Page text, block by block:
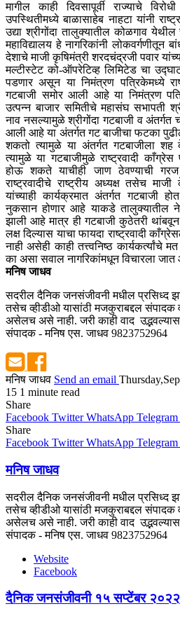
मागील काही दिवसापूर्वी राज्याचे
उपस्थितीमध्ये बाळासाहेब नाहटा यांनी
उद्या श्रीगोंदा तालुक्यातील कोळगाव
महाविद्यालय हे नागरिकांनी लोकवर्गणीतून
देशाचे माजी कृषिमंत्री शरदचंद्रजी पवार
मल्टीस्टेट को-ऑपरेटिव्ह लिमिटेड चा
पडणार असून या निमंत्रण पत्रिकेमध्ये
गटबाजी समोर आली आहे या निमंत्रण
उत्पन्न बाजार समितीचे महासंघ सभापती
नाव नसल्यामुळे श्रीगोंदा गटबाजी व अंतर्गत
आली आहे या अंतर्गत गट बाजीचा फटका
शकतो त्यामुळे या अंतर्गत गटबाजीला शह
त्यामुळे या गटबाजीमुळे राष्ट्रवादी काँग्रेस
होऊ शकते याचीही जाण ठेवण्याची
राष्ट्रवादीचे राष्ट्रीय अध्यक्ष तसेच
यांच्याही कार्यक्रमात अंतर्गत गटबाजी
नुकसान होणार आहे याकडे तालुक्यातील
झाली आहे मात्र ही गटबाजी कुठेतरी
लक्ष दिल्यास याचा फायदा राष्ट्रवादी
नाही असेही काही तत्त्वनिष्ठ कार्यकर्त्यांचे
का असा सवाल नागरिकांमधून विचारला
मनिष जाधव
सदरील दैनिक जनसंजीवनी मधील प्रसिध्द
तसेच व्हीडीओ यासांठी मजकुराबद्दल
असेलच असे नाही. जरी काही वाद उद्भवल्यास
संपादक - मनिष एस. जाधव 9823752964
मनिष जाधव Send an email
15 1 minute read
Share
Facebook Twitter WhatsApp Telegram
Share
Facebook Twitter WhatsApp Telegram
मनिष जाधव
सदरील दैनिक जनसंजीवनी मधील प्रसिध्द
तसेच व्हीडीओ यासांठी मजकुराबद्दल
असेलच असे नाही. जरी काही वाद उद्भवल्यास
संपादक - मनिष एस. जाधव 9823752964
Website
Facebook
दैनिक जनसंजीवनी १५ सप्टेंबर